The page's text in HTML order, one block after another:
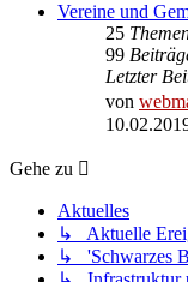
Vereine und
25
99
Letzter
von
Gehe zu
Aktuelles
↳ Aktuelle
↳ 'Schwarzes